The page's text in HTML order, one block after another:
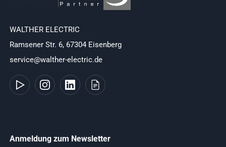
WALTHER ELECTRIC
Ramsener Str. 6, 67304 Eisenberg
service@walther-electric.de
Anmeldung zum Newsletter